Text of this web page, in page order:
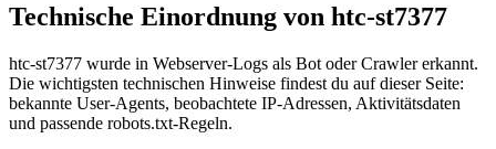
Technische Einordnung von htc-st7377
htc-st7377 wurde in Webserver-Logs als Bot oder Crawler erkannt.
Die wichtigsten technischen Hinweise findest du auf dieser Seite:
bekannte User-Agents, beobachtete IP-Adressen, Aktivitätsdaten
und passende robots.txt-Regeln.